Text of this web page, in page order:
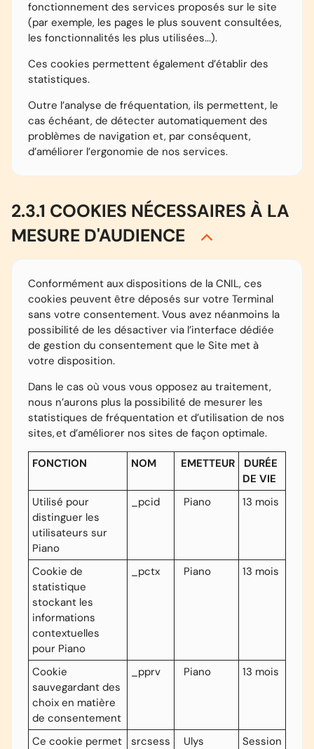
fonctionnement des services proposés sur le site
(par exemple, les pages le plus souvent consultées,
les fonctionnalités les plus utilisées...).
Ces cookies permettent également d’établir des
statistiques.
Outre l’analyse de fréquentation, ils permettent, le
cas échéant, de détecter automatiquement des
problèmes de navigation et, par conséquent,
d’améliorer l’ergonomie de nos services.
2.3.1 COOKIES NÉCESSAIRES À LA
MESURE D'AUDIENCE
Conformément aux dispositions de la CNIL, ces
cookies peuvent être déposés sur votre Terminal
sans votre consentement. Vous avez néanmoins la
possibilité de les désactiver via l’interface dédiée
de gestion du consentement que le Site met à
votre disposition.
Dans le cas où vous vous opposez au traitement,
nous n’aurons plus la possibilité de mesurer les
statistiques de fréquentation et d’utilisation de nos
sites, et d’améliorer nos sites de façon optimale.
FONCTION NOM EMETTEUR
DURÉE
DE VIE
Utilisé pour
distinguer les
utilisateurs sur
Piano
_pcid Piano 13 mois
Cookie de
statistique
stockant les
informations
contextuelles
pour Piano
_pctx Piano 13 mois
Cookie
sauvegardant des
choix en matière
de consentement
_pprv Piano 13 mois
Ce cookie permet
srcsess Ulys Session